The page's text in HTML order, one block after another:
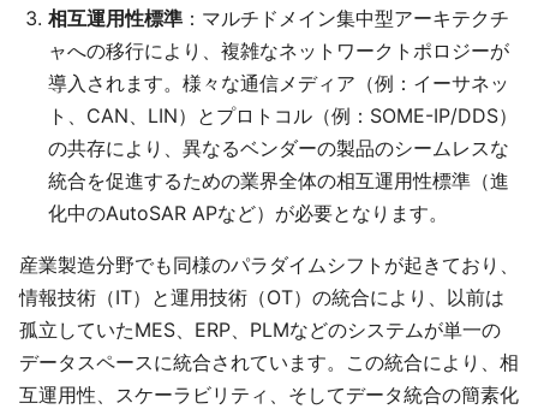
相互運用性標準 ：マルチドメイン集中型アーキテクチ
ャへの移行により、複雑なネットワークトポロジーが
導入されます。様々な通信メディア（例：イーサネッ
ト、CAN、LIN）とプロトコル（例：SOME-IP/DDS）
の共存により、異なるベンダーの製品のシームレスな
統合を促進するための業界全体の相互運用性標準（進
化中のAutoSAR APなど）が必要となります。
産業製造分野でも同様のパラダイムシフトが起きており、
情報技術（IT）と運用技術（OT）の統合により、以前は
孤立していたMES、ERP、PLMなどのシステムが単一の
データスペースに統合されています。この統合により、相
互運用性、スケーラビリティ、そしてデータ統合の簡素化